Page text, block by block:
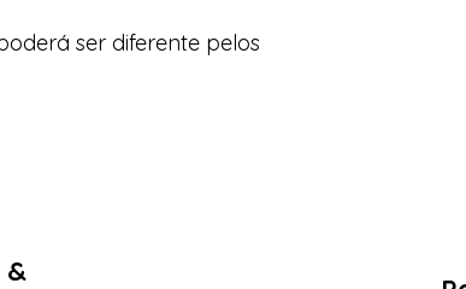
ser diferente pelos
&